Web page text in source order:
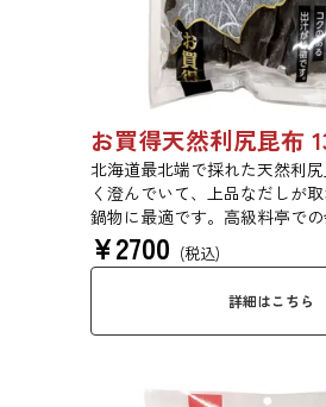
お買得天然利尻昆布
北海道最北端で採れた天然利
く澄んでいて、上品なだしが
鍋物に最適です。高級料亭で
使われている高級昆布です。
¥2700 (税込)
詳細はこちら